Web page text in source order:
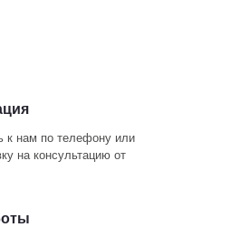
к нам по телефону или
на консультацию от